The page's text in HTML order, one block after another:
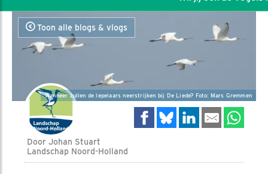
Toon alle blogs & vlogs
Wanneer zullen de lepelaars neerstrijken bij De Liede? Foto: Mars Gremmen
Door Johan Stuart
Landschap Noord-Holland